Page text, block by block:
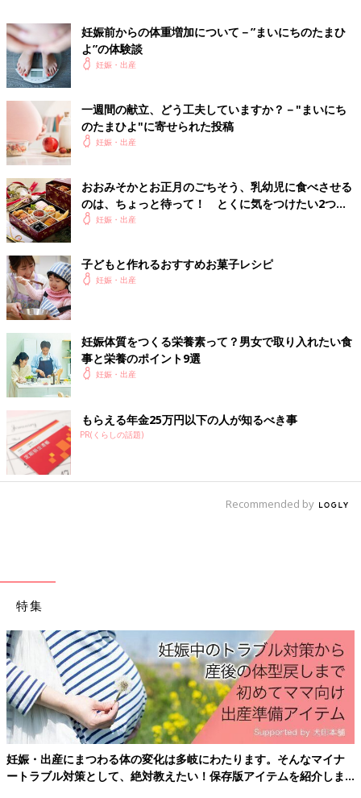
止の強い味方と覚えておきましょう。
ルール２：かたいものを選ぶ
ルール１と同じ理由で、“おやつにかたい食べ物を選ぶ”のも有
効。星さんによると「かむときの振動が満足感につながる」のだ
そう。これからは、カロリーだけでなく“かたさ”もキーワード
に、おやつを選んでみるといいですね。
ルール３：おやつは温かい飲み物と一緒に
「お菓子を食べる前に、温かい飲み物を胃に入れることで空腹感
が満たされる上、好きな香りのお茶を用意したりすることで、優
雅な気分が高まります。結果、お菓子が少量でも、“おやつを食
べる”という行為に満足感が生まれるというわけです」
以上、どれもすぐできる工夫ばかり。さっそく試してみてくださ
い。
回テクをご紹介
妊娠中は食べる量を減らさず、“食べ方”を変え
て体重の大幅アップを食い止めたいもの。 間食
栄養士の星麻衣子さんに伺いました。
中の体重管理をうまく進めることができます。おなかの赤ちゃん
■参考文献／香川靖雄著「時間栄養学」女子栄養大学出版
※この記事は「たまひよONLINE」で過去に公開されたもので
監修／星 麻衣子さん
初回公開日 2017/7/22
妊娠中におススメのアプリ
アプリ「まいにちのたまひよ」
妊娠前からの体重増加について－”まいにちのたまひ
よ”の体験談
妊娠・出産
一週間の献立、どう工夫していますか？－"まいにち
のたまひよ"に寄せられた投稿
妊娠・出産
おおみそかとお正月のごちそう、乳幼児に食べさせる
のは、ちょっと待って！ とくに気をつけたい2つの
食材【管理栄養士】
妊娠・出産
子どもと作れるおすすめお菓子レシピ
妊娠・出産
妊娠体質をつくる栄養素って？男女で取り入れたい食
事と栄養のポイント9選
妊娠・出産
もらえる年金25万円以下の人が知るべき事
PR(くらしの話題)
Recommended by
特集
妊娠・出産にまつわる体の変化は多岐にわたります。そんなマイナ
ートラブル対策として、絶対教えたい！保存版アイテムを紹介しま